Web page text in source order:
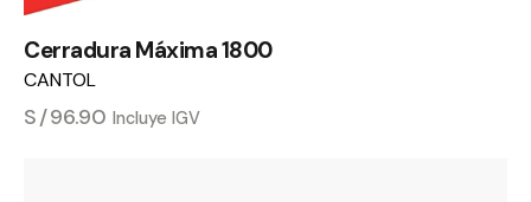
Cerradura Máxima 1800
CANTOL
S/96.90 Incluye IGV